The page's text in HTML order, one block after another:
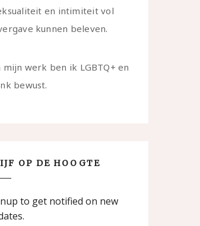
en intimiteit vol
kunnen beleven.
mijn werk ben ik LGBTQ+ en
bewust.
OP DE HOOGTE